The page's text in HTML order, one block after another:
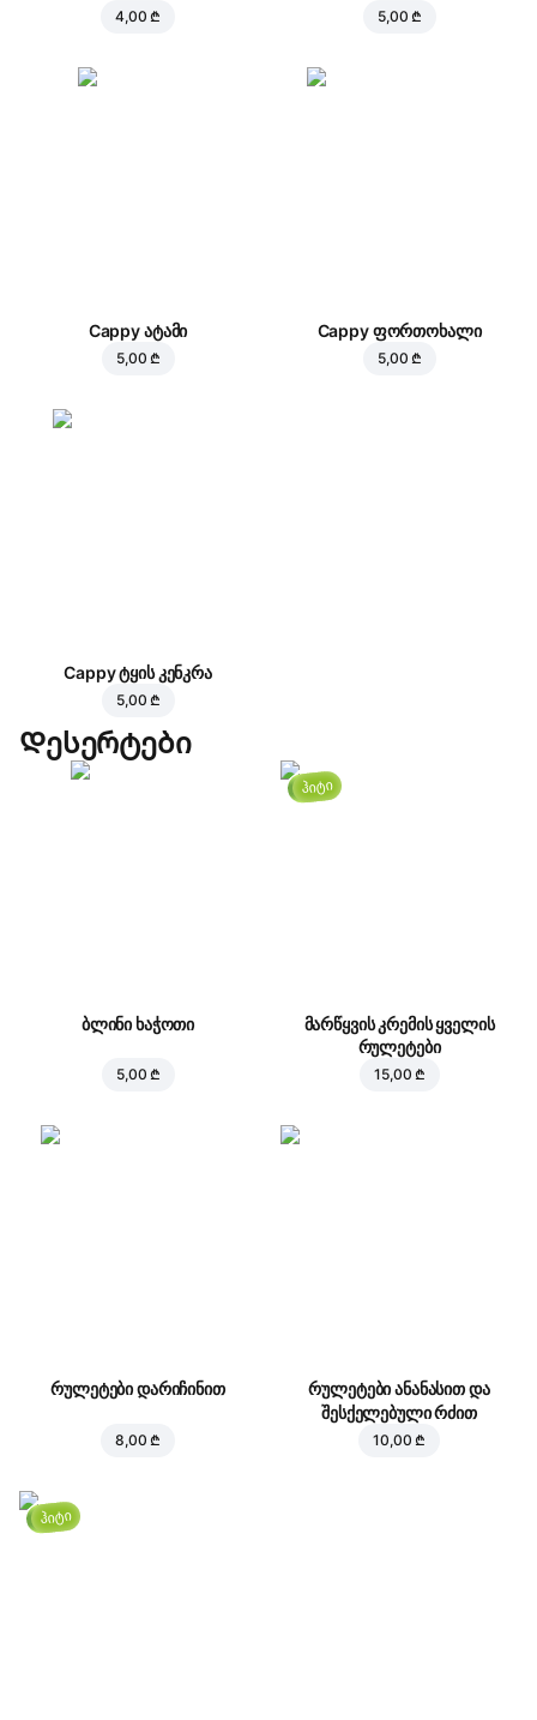
4,00 ₾ 5,00 ₾
Cappy ატამი
5,00 ₾
Cappy ფორთოხალი
5,00 ₾
Cappy ტყის კენკრა
5,00 ₾
Დესერტები
ბლინი ხაჭოთი
5,00 ₾
ჰიტი
მარწყვის კრემის ყველის
რულეტები
15,00 ₾
რულეტები დარიჩინით
8,00 ₾
რულეტები ანანასით და
შესქელებული რძით
10,00 ₾
ჰიტი